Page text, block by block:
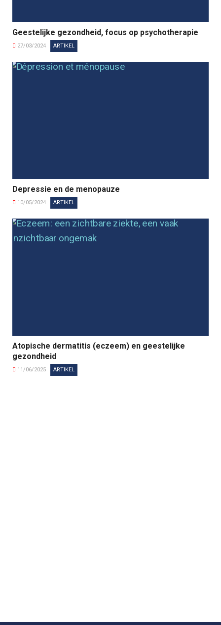
Geestelijke gezondheid, focus op psychotherapie
27/03/2024 ARTIKEL
Depressie en de menopauze
10/05/2024 ARTIKEL
Atopische dermatitis (eczeem) en geestelijke
gezondheid
11/06/2025 ARTIKEL